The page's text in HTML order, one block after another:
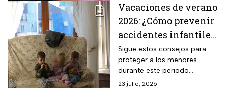
Vacaciones de verano
2026: ¿Cómo prevenir
accidentes infantiles
en casa?
Sigue estos consejos para
proteger a los menores
durante este periodo
vacacional
23 julio, 2026